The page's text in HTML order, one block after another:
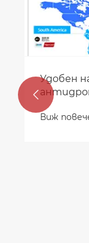
Удобен
Виж
